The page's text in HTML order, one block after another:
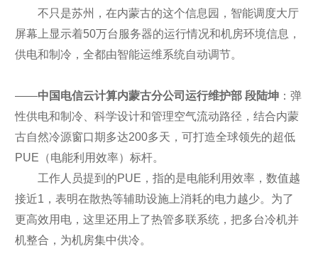
不只是苏州，在内蒙古的这个信息园，智能调度大厅
屏幕上显示着50万台服务器的运行情况和机房环境信息，
供电和制冷，全都由智能运维系统自动调节。
——中国电信云计算内蒙古分公司运行维护部 段陆坤 ：弹
性供电和制冷、科学设计和管理空气流动路径，结合内蒙
古自然冷源窗口期多达200多天，可打造全球领先的超低
PUE（电能利用效率）标杆。
工作人员提到的PUE，指的是电能利用效率，数值越
接近1，表明在散热等辅助设施上消耗的电力越少。为了
更高效用电，这里还用上了热管多联系统，把多台冷机并
机整合，为机房集中供冷。